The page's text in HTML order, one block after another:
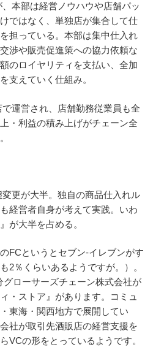
本部は経営ノウハウや店舗パッ
ではなく、単独店が集合して仕
担っている。本部は集中仕入れ
渉や販売促進策への協力依頼な
のロイヤリティを支払い、全加
支えていく仕組み。
運営され、店舗勤務従業員も全
・利益の積み上げがチェーン全
更が大半。独自の商品仕入れル
経営者自身が考えて実践。いわ
が大半を占める。
FCというとセブン-イレブンがす
2％くらいあるようですが。）。
グローサーズチェーン株式会社が
・ストア』があります。コミュ
東海・関西地方で展開してい
社が取引先酒販店の経営支援を
VCの形をとっているようです。